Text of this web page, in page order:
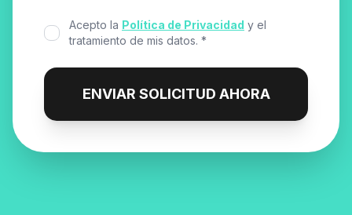
Acepto la Política de Privacidad y el
tratamiento de mis datos. *
ENVIAR SOLICITUD AHORA